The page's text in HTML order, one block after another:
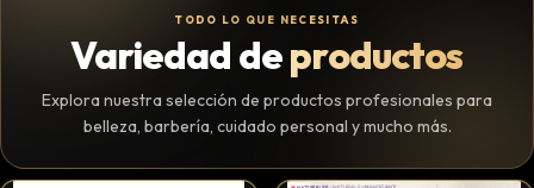
TODO LO QUE NECESITAS
Variedad deproductos
Explora nuestra selección de productos profesionales para
belleza, barbería, cuidado personal y mucho más.